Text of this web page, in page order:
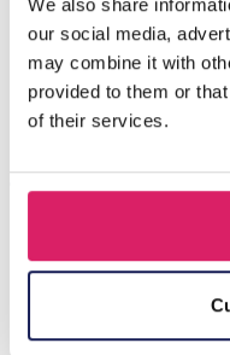
We also share
our social media,
may combine it with
provided to them or
of their services.
T-L8.1 KY615-156